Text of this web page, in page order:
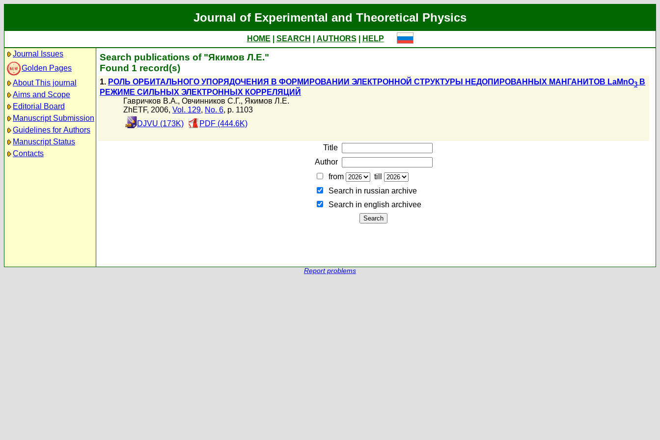
Journal of Experimental and Theoretical Physics
HOME SEARCH AUTHORS
HELP
Journal Issues
Golden Pages
About This journal
Aims and Scope
Editorial Board
Manuscript Submission
Guidelines for Authors
Manuscript Status
Contacts
Search publications of "Якимов Л.Е."
Found 1 record(s)
1. РОЛЬ ОРБИТАЛЬНОГО УПОРЯДОЧЕНИЯ В ФОРМИРОВАНИИ ЭЛЕКТРОННОЙ СТРУКТУРЫ НЕДОПИРОВАННЫХ МАНГАНИТОВ LaMnO3 В
РЕЖИМЕ СИЛЬНЫХ ЭЛЕКТРОННЫХ КОРРЕЛЯЦИЙ
Гавричков В.А., Овчинников С.Г., Якимов Л.Е.
ZhETF, 2006, Vol. 129, No. 6, p. 1103
DJVU (173K)
PDF (444.6K)
Title
Author
from
till
Search in russian archive
Search in english archiveе
Report problems